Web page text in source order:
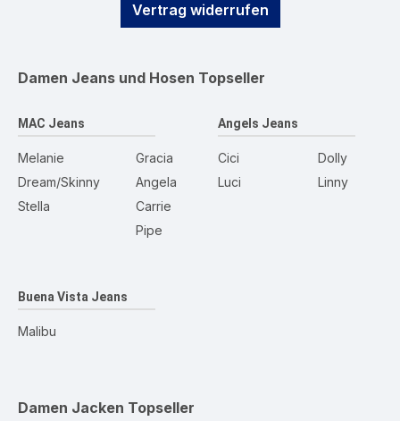
Vertrag widerrufen
Damen Jeans und Hosen Topseller
MAC Jeans
Melanie
Dream/Skinny
Stella
Gracia
Angela
Carrie
Pipe
Angels Jeans
Cici
Luci
Dolly
Linny
Buena Vista Jeans
Malibu
Damen Jacken Topseller